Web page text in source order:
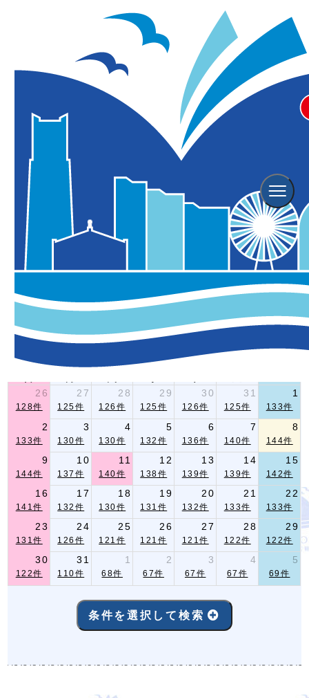
Event
横浜観光情報TOP イベント情報
Event Search
-イベント指定条件検索-
翌月
2026年 8月
26
27 28 29 30 31 1
128件 125件 126件 125件 126件 125件 133件
2 3 4 5 6 7 8
133件 130件 130件 132件 136件 140件 144件
9 10 11 12 13 14 15
144件 137件 140件 138件 139件 139件 142件
16 17 18 19 20 21 22
141件 132件 130件 131件 132件 133件 133件
23 24 25 26 27 28 29
131件 126件 121件 121件 121件 122件 122件
30 31 1 2 3 4 5
122件 110件 68件 67件 67件 67件 69件
条件を選択して検索